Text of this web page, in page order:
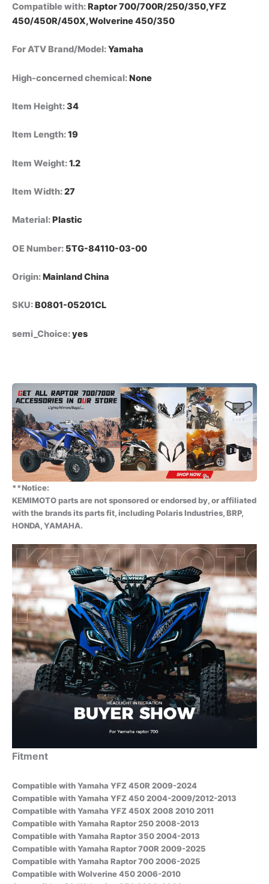
لياماها
رابتور
700R
YFZ450
YFZ450X
450
موديلات
2026،
أمامي
Compatible with:Raptor 700/700R/250/350,YFZ
450/450R/450X,Wolverine 450/350
For ATV Brand/Model:Yamaha
High-concerned chemical:None
Item Height:34
Item Length:19
Item Weight:1.2
Item Width:27
Material:Plastic
OE Number: 5TG-84110-03-00
Origin:Mainland China
SKU:B0801-05201CL
semi_Choice:yes
**Notice:
KEMIMOTO parts are not sponsored or endorsed by, or affiliated
with the brands its parts fit, including Polaris Industries, BRP,
HONDA, YAMAHA.
Fitment
Compatible with Yamaha YFZ 450R 2009-2024
Compatible with Yamaha YFZ 450 2004-2009/2012-2013
Compatible with Yamaha YFZ 450X 2008 2010 2011
Compatible with Yamaha Raptor 250 2008-2013
Compatible with Yamaha Raptor 350 2004-2013
Compatible with Yamaha Raptor 700R 2009-2025
Compatible with Yamaha Raptor 700 2006-2025
Compatible with Wolverine 450 2006-2010